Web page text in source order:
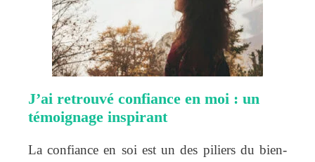
J’ai retrouvé confiance en moi : un
témoignage inspirant
La confiance en soi est un des piliers du bien-